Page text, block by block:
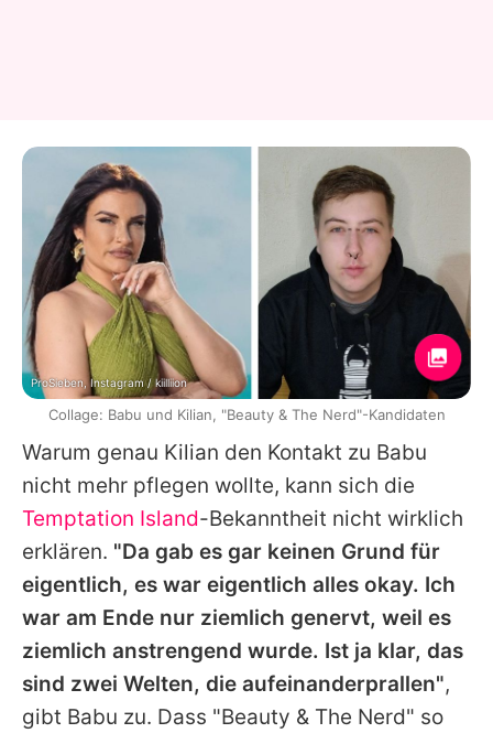
Warum genau Kilian den Kontakt zu Babu
nicht mehr pflegen wollte, kann sich die
Temptation Island-Bekanntheit nicht wirklich
erklären. "Da gab es gar keinen Grund für
eigentlich, es war eigentlich alles okay. Ich
war am Ende nur ziemlich genervt, weil es
ziemlich anstrengend wurde. Ist ja klar, das
sind zwei Welten, die aufeinanderprallen",
gibt Babu zu. Dass "Beauty & The Nerd" so
ProSieben, Instagram / kiilliion
Collage: Babu und Kilian, "Beauty & The Nerd"-Kandidaten